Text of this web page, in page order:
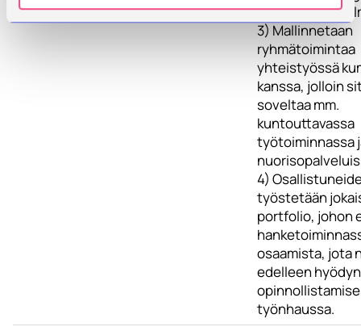
3) Mallinnetaan
ryhmätoimintaa
yhteistyössä
kanssa, jolloin
soveltaa mm.
kuntouttavassa
työtoiminnassa
4)
työstetään
portfolio, johon
osaamista, jota
edelleen
työnhaussa.